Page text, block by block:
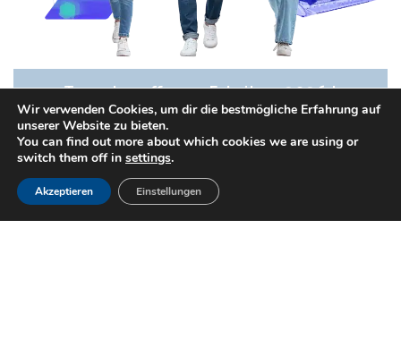
Tage der offenen Fabriken 2026 !
EVÈNEMENT
Tage der offenen Fabriken: PRECIFORGE engagiert
Wir verwenden Cookies, um dir die bestmögliche Erfahrung auf
unserer Website zu bieten.
You can find out more about which cookies we are using or
switch them off in settings.
Akzeptieren Einstellungen